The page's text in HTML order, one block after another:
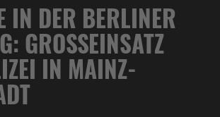
IN DER BERLINER
GROSSEINSATZ D
IN MAINZ-O